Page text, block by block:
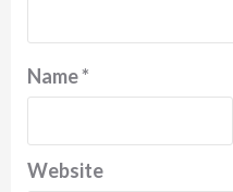
Name*
Website